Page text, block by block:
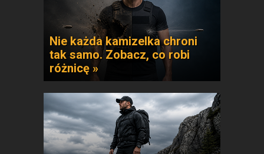
Nie każda kamizelka chroni
tak samo. Zobacz, co robi
różnicę »